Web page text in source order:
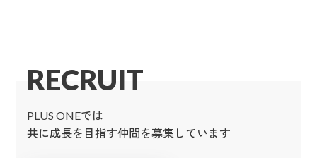
RECRUIT
PLUS ONEでは
共に成長を目指す仲間を募集しています